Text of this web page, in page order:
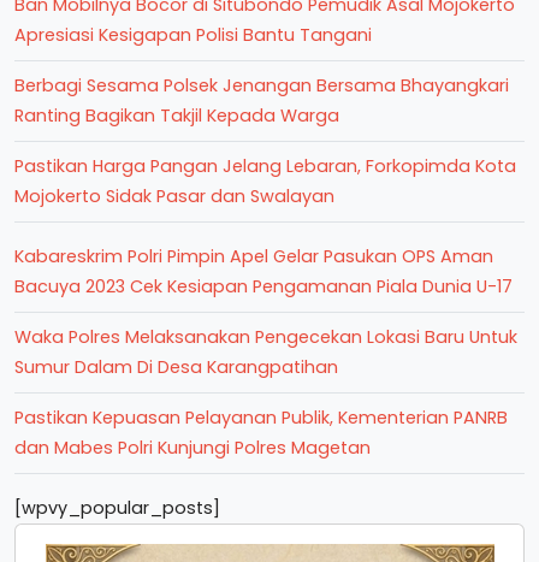
Ban Mobilnya Bocor di Situbondo Pemudik Asal Mojokerto
Apresiasi Kesigapan Polisi Bantu Tangani
Berbagi Sesama Polsek Jenangan Bersama Bhayangkari
Ranting Bagikan Takjil Kepada Warga
Pastikan Harga Pangan Jelang Lebaran, Forkopimda Kota
Mojokerto Sidak Pasar dan Swalayan
Kabareskrim Polri Pimpin Apel Gelar Pasukan OPS Aman
Bacuya 2023 Cek Kesiapan Pengamanan Piala Dunia U-17
Waka Polres Melaksanakan Pengecekan Lokasi Baru Untuk
Sumur Dalam Di Desa Karangpatihan
Pastikan Kepuasan Pelayanan Publik, Kementerian PANRB
dan Mabes Polri Kunjungi Polres Magetan
[wpvy_popular_posts]